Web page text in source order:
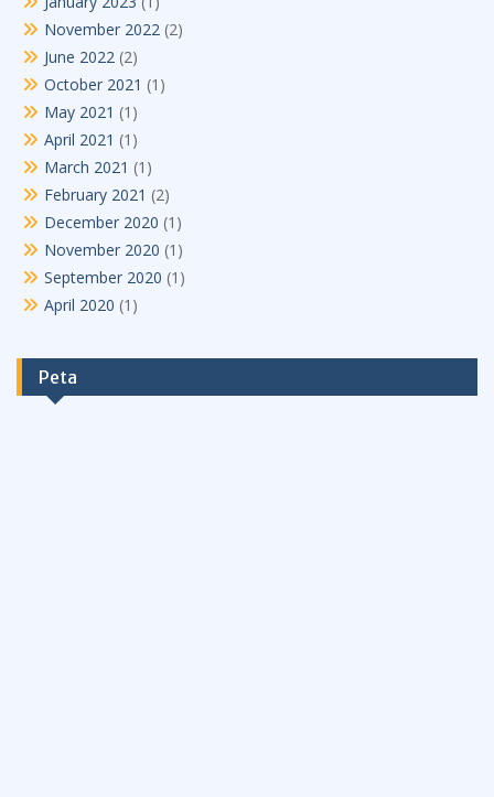
November 2022 (2)
June 2022 (2)
October 2021 (1)
May 2021 (1)
April 2021 (1)
March 2021 (1)
February 2021 (2)
December 2020 (1)
November 2020 (1)
September 2020 (1)
April 2020 (1)
Peta